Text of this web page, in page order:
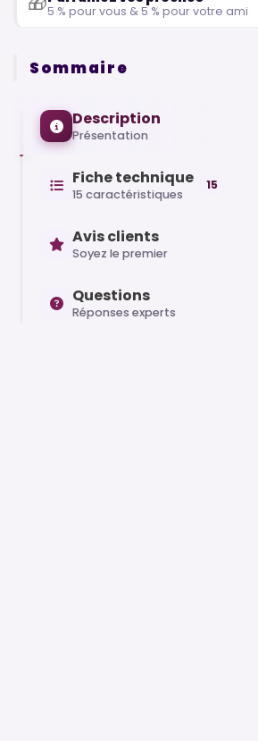
5 % pour vous & 5 % pour votre ami
Sommaire
Description
Présentation
Fiche technique
15 caractéristiques
15
Avis clients
Soyez le premier
Questions
Réponses experts